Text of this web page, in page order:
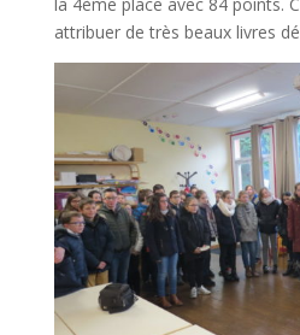
attribuer de très beaux livres